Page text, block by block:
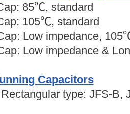
85℃, standard
105℃, standard
Low impedance,
Low impedance &
Capacitors
type: JFS-B,